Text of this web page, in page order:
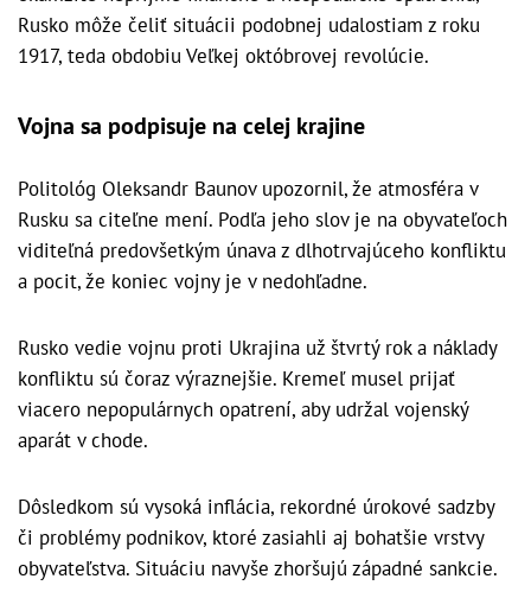
Rusko môže čeliť situácii podobnej udalostiam z roku
1917, teda obdobiu Veľkej októbrovej revolúcie.
Vojna sa podpisuje na celej krajine
Politológ Oleksandr Baunov upozornil, že atmosféra v
Rusku sa citeľne mení. Podľa jeho slov je na obyvateľoch
viditeľná predovšetkým únava z dlhotrvajúceho konfliktu
a pocit, že koniec vojny je v nedohľadne.
Rusko vedie vojnu proti Ukrajina už štvrtý rok a náklady
konfliktu sú čoraz výraznejšie. Kremeľ musel prijať
viacero nepopulárnych opatrení, aby udržal vojenský
aparát v chode.
Dôsledkom sú vysoká inflácia, rekordné úrokové sadzby
či problémy podnikov, ktoré zasiahli aj bohatšie vrstvy
obyvateľstva. Situáciu navyše zhoršujú západné sankcie.